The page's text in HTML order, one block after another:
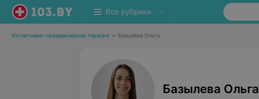
Все рубрики
Когнитивно-поведенческая терапия • Базылева Ольга
Базылева Ольга